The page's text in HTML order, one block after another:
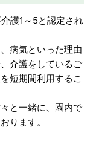
護1～5と認定され
病気といった理由
介護をしているご
短期間利用するこ
と一緒に、園内で
ります。